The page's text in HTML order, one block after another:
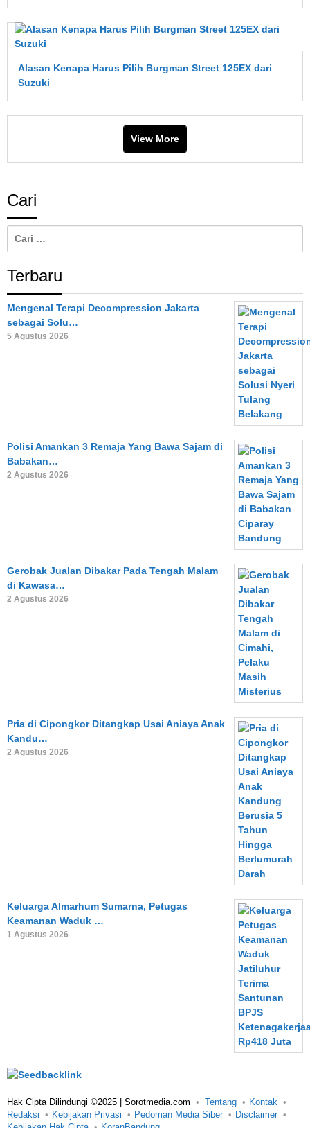
Ini
Penjelasan
Lengkapnya
Alasan Kenapa Harus Pilih Burgman Street 125EX dari
Suzuki
View More
Cari
Terbaru
Mengenal Terapi Decompression Jakarta
sebagai Solu…
5 Agustus 2026
Polisi Amankan 3 Remaja Yang Bawa Sajam di
Babakan…
2 Agustus 2026
Gerobak Jualan Dibakar Pada Tengah Malam
di Kawasa…
2 Agustus 2026
Pria di Cipongkor Ditangkap Usai Aniaya Anak
Kandu…
2 Agustus 2026
Keluarga Almarhum Sumarna, Petugas
Keamanan Waduk …
1 Agustus 2026
Hak Cipta Dilindungi ©2025 | Sorotmedia.com Tentang
Kontak
Redaksi
Kebijakan Privasi Pedoman Media Siber
Disclaimer